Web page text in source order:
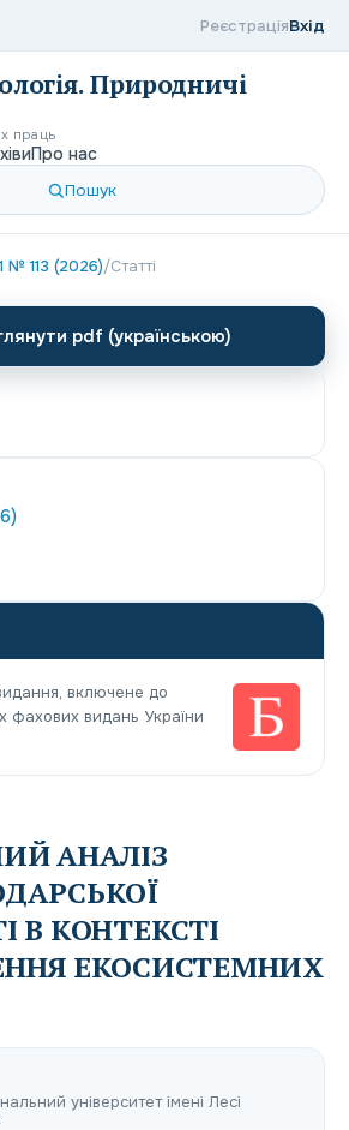
РеєстраціяВхід
Природничі
праць
Про нас
Пошук
№ 113 (2026)/Статті
АНАЛІЗ
В КОНТЕКСТІ
ЕКОСИСТЕМНИХ
університет імені Лесі
pdf (українською)
включене до
фахових видань України